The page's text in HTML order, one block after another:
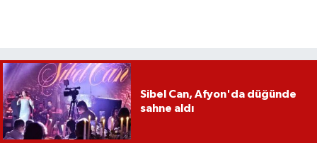
Sibel Can, Afyon'da düğünde
sahne aldı